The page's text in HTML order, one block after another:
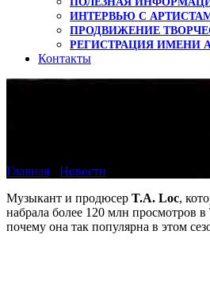
ИНТЕРВЬЮ С
ПРОДВИЖЕНИЕ
РЕГИСТРАЦИЯ ИМЕНИ
Контакты
Трэк
Главная Новости
Трэк «Любят
Музыкант и продюсер T.A. Loc,
набрала более 120 млн просмотров
почему она так популярна в этом